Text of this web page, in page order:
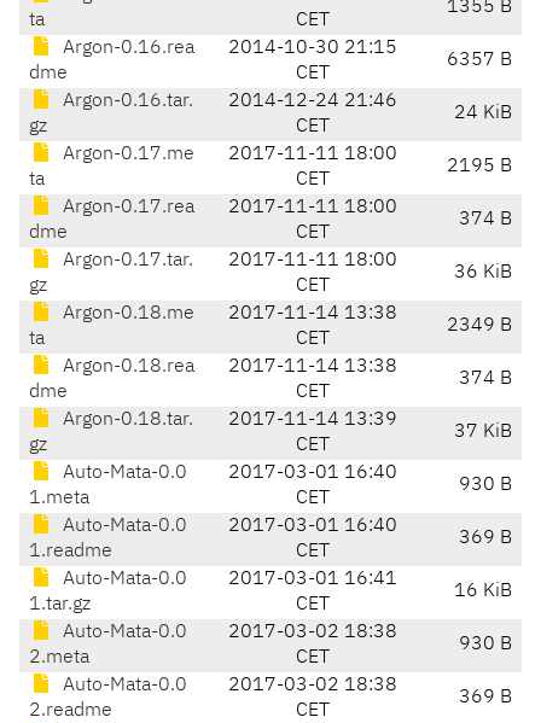
ta
CET
1355 B
Argon-0.16.rea
dme
2014-10-30 21:15
CET
6357 B
Argon-0.16.tar.
gz
2014-12-24 21:46
CET
24 KiB
Argon-0.17.me
ta
2017-11-11 18:00
CET
2195 B
Argon-0.17.rea
dme
2017-11-11 18:00
CET
374 B
Argon-0.17.tar.
gz
2017-11-11 18:00
CET
36 KiB
Argon-0.18.me
ta
2017-11-14 13:38
CET
2349 B
Argon-0.18.rea
dme
2017-11-14 13:38
CET
374 B
Argon-0.18.tar.
gz
2017-11-14 13:39
CET
37 KiB
Auto-Mata-0.0
1.meta
2017-03-01 16:40
CET
930 B
Auto-Mata-0.0
1.readme
2017-03-01 16:40
CET
369 B
Auto-Mata-0.0
1.tar.gz
2017-03-01 16:41
CET
16 KiB
Auto-Mata-0.0
2.meta
2017-03-02 18:38
CET
930 B
Auto-Mata-0.0
2.readme
2017-03-02 18:38
CET
369 B